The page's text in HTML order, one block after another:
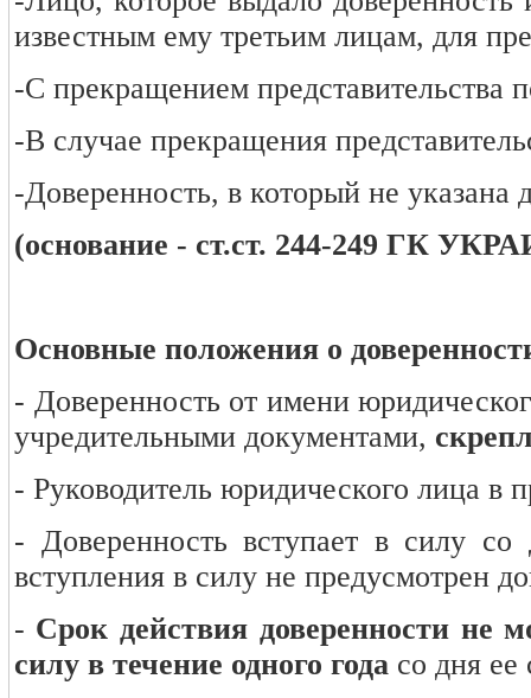
известным ему третьим лицам, для
-С прекращением представительства
-В случае прекращения
-Доверенность, в который не указана
(основание - ст.ст. 244-249 ГК
Основные положения о
- Доверенность от имени
учредительными документами,
- Руководитель юридического лица в
- Доверенность вступает в силу со
вступления в силу не предусмотрен
- Срок действия доверенности не
силу в течение одного года со дня